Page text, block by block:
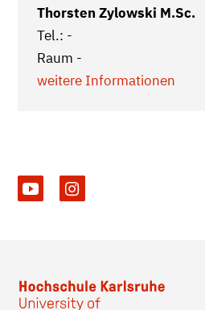
Thorsten Zylowski M.Sc.
Tel.: -
Raum -
weitere Informationen